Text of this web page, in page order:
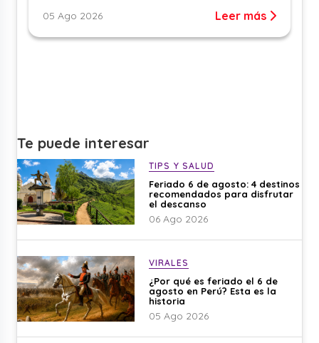
05 Ago 2026 Leer más
Te puede interesar
TIPS Y SALUD
Feriado 6 de agosto: 4 destinos
recomendados para disfrutar
el descanso
06 Ago 2026
VIRALES
¿Por qué es feriado el 6 de
agosto en Perú? Esta es la
historia
05 Ago 2026